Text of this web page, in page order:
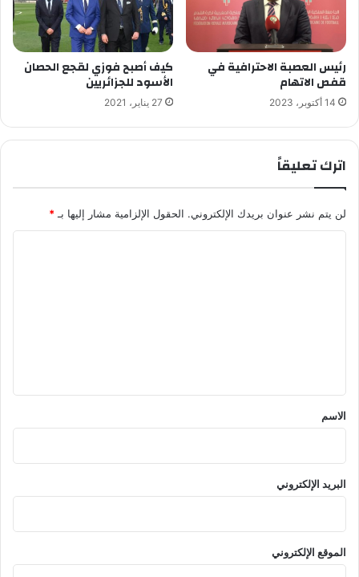
رئيس العصبة الاحترافية في
قفص الاتهام
14 أكتوبر، 2023
كيف أصبح فوزي لقجع الحصان
الأسود للجزائريين
27 يناير، 2021
اترك تعليقاً
لن يتم نشر عنوان بريدك الإلكتروني. الحقول الإلزامية مشار إليها بـ*
*
الاسم
البريد الإلكتروني
الموقع الإلكتروني